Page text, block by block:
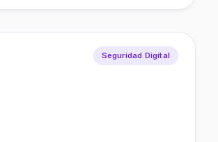
Seguridad Digital